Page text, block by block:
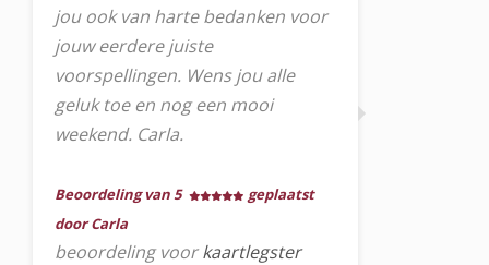
jou ook van harte bedanken voor
jouw eerdere juiste
voorspellingen. Wens jou alle
geluk toe en nog een mooi
weekend. Carla.
Beoordeling van 5
geplaatst
door Carla
beoordeling voorkaartlegster